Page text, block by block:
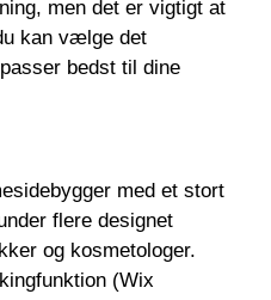
men det er vigtigt at
kan vælge det
bedst til dine
med et stort
flere designet
og kosmetologer.
(Wix